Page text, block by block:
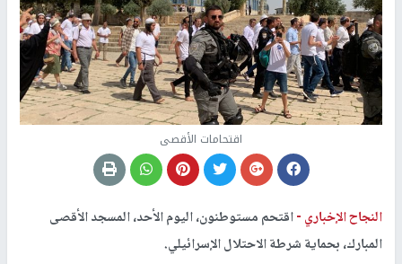
اقتحامات الأقصى
النجاح الإخباري -اقتحم مستوطنون، اليوم الأحد، المسجد الأقصى
المبارك، بحماية شرطة الاحتلال الإسرائيلي.